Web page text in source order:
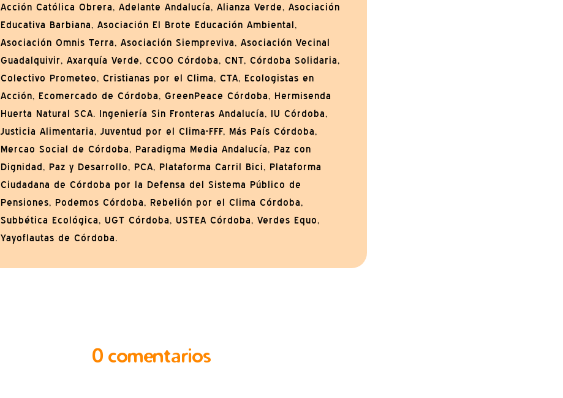
Acción Católica Obrera, Adelante Andalucía, Alianza Verde, Asociación
Educativa Barbiana, Asociación El Brote Educación Ambiental,
Asociación Omnis Terra, Asociación Siempreviva, Asociación Vecinal
Guadalquivir, Axarquía Verde, CCOO Córdoba, CNT, Córdoba Solidaria,
Colectivo Prometeo, Cristianas por el Clima, CTA, Ecologistas en
Acción, Ecomercado de Córdoba, GreenPeace Córdoba, Hermisenda
Huerta Natural SCA. Ingeniería Sin Fronteras Andalucía, IU Córdoba,
Justicia Alimentaria, Juventud por el Clima-FFF, Más País Córdoba,
Mercao Social de Córdoba, Paradigma Media Andalucía, Paz con
Dignidad, Paz y Desarrollo, PCA, Plataforma Carril Bici, Plataforma
Ciudadana de Córdoba por la Defensa del Sistema Público de
Pensiones, Podemos Córdoba, Rebelión por el Clima Córdoba,
Subbética Ecológica, UGT Córdoba, USTEA Córdoba, Verdes Equo,
Yayoflautas de Córdoba.
0 comentarios